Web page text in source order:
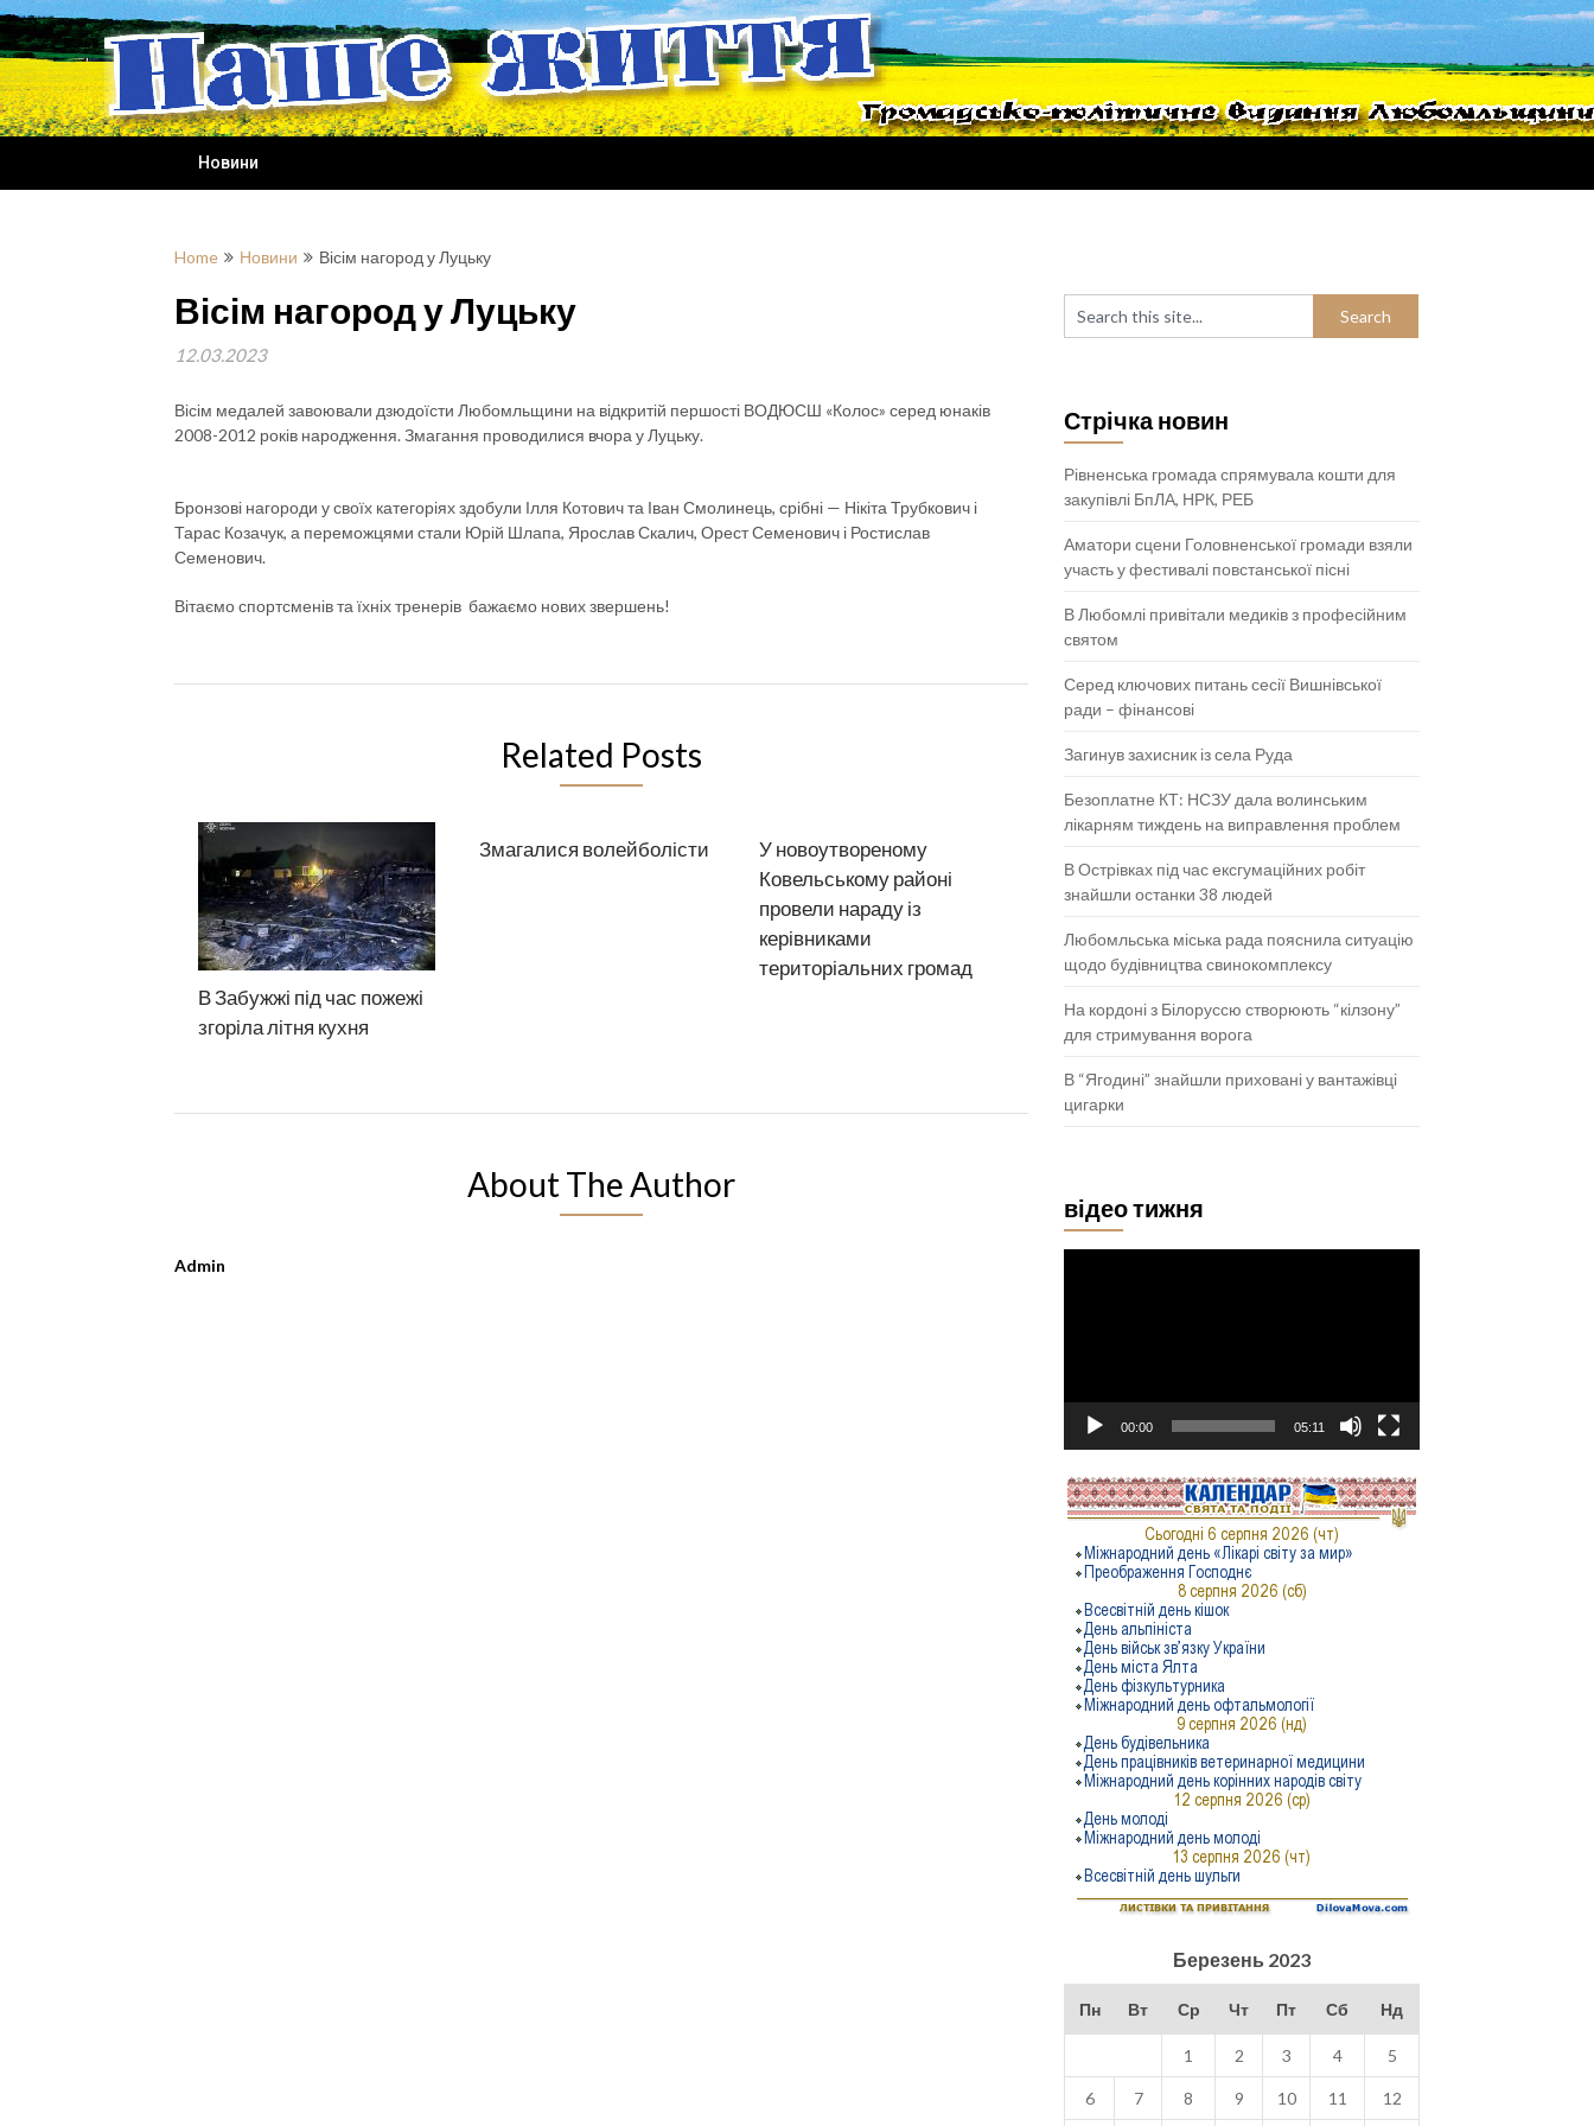
Skip
to
content
Новини
Home Новини Вісім нагород у Луцьку
Вісім нагород у Луцьку
12.03.2023
Вісім медалей завоювали дзюдоїсти Любомльщини на відкритій першості ВОДЮСШ «Колос» серед юнаків
2008-2012 років народження. Змагання проводилися вчора у Луцьку.
Бронзові нагороди у своїх категоріях здобули Ілля Котович та Іван Смолинець, срібні — Нікіта Трубкович і
Тарас Козачук, а переможцями стали Юрій Шлапа, Ярослав Скалич, Орест Семенович і Ростислав
Семенович.
Вітаємо спортсменів та їхніх тренерів бажаємо нових звершень!
Related Posts
В Забужжі під час пожежі
згоріла літня кухня
Змагалися волейболісти
У новоутвореному
Ковельському районі
провели нараду із
керівниками
територіальних громад
About The Author
Admin
Стрічка новин
Рівненська громада спрямувала кошти для
закупівлі БпЛА, НРК, РЕБ
Аматори сцени Головненської громади взяли
участь у фестивалі повстанської пісні
В Любомлі привітали медиків з професійним
святом
Серед ключових питань сесії Вишнівської
ради – фінансові
Загинув захисник із села Руда
Безоплатне КТ: НСЗУ дала волинським
лікарням тиждень на виправлення проблем
В Острівках під час ексгумаційних робіт
знайшли останки 38 людей
Любомльська міська рада пояснила ситуацію
щодо будівництва свинокомплексу
На кордоні з Білоруссю створюють “кілзону”
для стримування ворога
В “Ягодині” знайшли приховані у вантажівці
цигарки
відео тижня
00:00 05:11
Березень 2023
Пн Вт Ср Чт Пт Сб Нд
1 2 3 4 5
6 7 8 9 10 11 12